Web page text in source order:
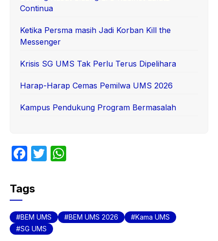
Continua
Ketika Persma masih Jadi Korban Kill the
Messenger
Krisis SG UMS Tak Perlu Terus Dipelihara
Harap-Harap Cemas Pemilwa UMS 2026
Kampus Pendukung Program Bermasalah
F
c
e
b
o
T
A
Tags
BEM UMS BEM UMS 2026
Kama UMS
SG UMS